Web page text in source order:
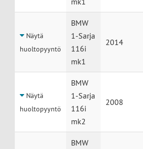
Näytä
huoltopyyntö
BMW
1-Sarja
116i
mk1
2014
Näytä
huoltopyyntö
BMW
1-Sarja
116i
mk2
2008
BMW